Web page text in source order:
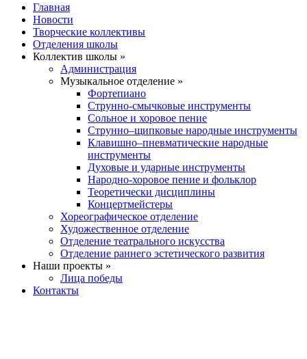
Главная
Новости
Творческие коллективы
Отделения школы
Коллектив школы »
Администрация
Музыкальное отделение »
Фортепиано
Струнно-смычковые инструменты
Сольное и хоровое пение
Струнно–щипковые народные инструменты
Клавишно–пневматические народные
инструменты
Духовые и ударные инструменты
Народно-хоровое пение и фольклор
Теоретически дисциплины
Концертмейстеры
Хореографическое отделение
Художественное отделение
Отделение театрального искусства
Отделение раннего эстетического развития
Наши проекты »
Лица победы
Контакты